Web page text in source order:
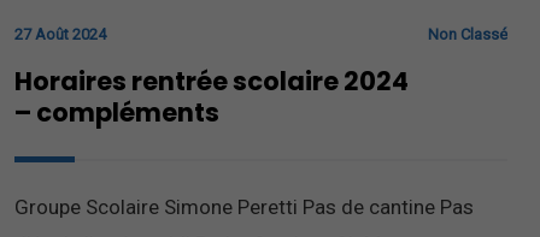
27 Août 2024 Non Classé
Horaires rentrée scolaire 2024
– compléments
Groupe Scolaire Simone Peretti Pas de cantine Pas